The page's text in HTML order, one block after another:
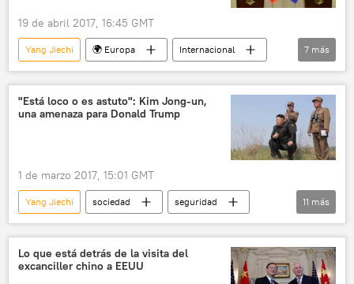
19 de abril 2017, 16:45 GMT
Yang Jiechi 🌍 Europa
Internacional
Economía
China
Unión Europea (UE)
Federica Mogherini
🌏 Asia
Iniciativa de la Franja y la Ruta (BRI)
7 más
"Está loco o es astuto": Kim Jong-un,
una amenaza para Donald Trump
1 de marzo 2017, 15:01 GMT
Yang Jiechi sociedad
seguridad
Internacional
política
América del Norte
EEUU
China
Corea del Norte
Barack Obama
11 más
Lo que está detrás de la visita del
excanciller chino a EEUU